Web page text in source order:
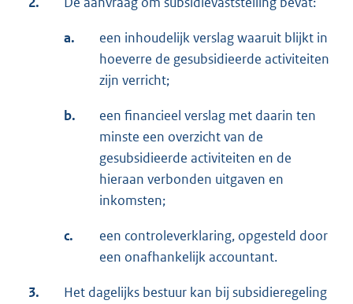
a.
een inhoudelijk verslag waaruit blijkt in
hoeverre de gesubsidieerde activiteiten
zijn verricht;
b.
een financieel verslag met daarin ten
minste een overzicht van de
gesubsidieerde activiteiten en de
hieraan verbonden uitgaven en
inkomsten;
c.
een controleverklaring, opgesteld door
een onafhankelijk accountant.
3.
Het dagelijks bestuur kan bij subsidieregeling